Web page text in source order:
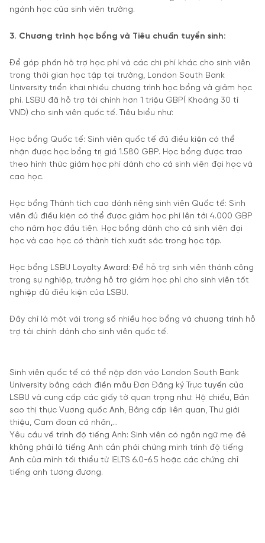
ngành học của sinh viên trường.
3. Chương trình học bổng và Tiêu chuẩn tuyển sinh:
Để góp phần hỗ trợ học phí và các chi phí khác cho sinh viên
trong thời gian học tập tại trường, London South Bank
University triển khai nhiều chương trình học bổng và giảm học
phí. LSBU đã hỗ trợ tài chính hơn 1 triệu GBP( Khoảng 30 tỉ
VND) cho sinh viên quốc tế. Tiêu biểu như:
Học bổng Quốc tế: Sinh viên quốc tế đủ điều kiện có thể
nhận được học bổng trị giá 1.580 GBP. Học bổng được trao
theo hình thức giảm học phí dành cho cả sinh viên đại học và
cao học.
Học bổng Thành tích cao dành riêng sinh viên Quốc tế: Sinh
viên đủ điều kiện có thể được giảm học phí lên tới 4.000 GBP
cho năm học đầu tiên. Học bổng dành cho cả sinh viên đại
học và cao học có thành tích xuất sắc trong học tập.
Học bổng LSBU Loyalty Award: Để hỗ trợ sinh viên thành công
trong sự nghiệp, trường hỗ trợ giảm học phí cho sinh viên tốt
nghiệp đủ điều kiện của LSBU.
Đây chỉ là một vài trong số nhiều học bổng và chương trình hỗ
trợ tài chính dành cho sinh viên quốc tế.
Sinh viên quốc tế có thể nộp đơn vào London South Bank
University bằng cách điền mẫu Đơn Đăng ký Trực tuyến của
LSBU và cung cấp các giấy tờ quan trọng như: Hộ chiếu, Bản
sao thị thực Vương quốc Anh, Bằng cấp liên quan, Thư giới
thiệu, Cam đoan cá nhân,…
Yêu cầu về trình độ tiếng Anh: Sinh viên có ngôn ngữ mẹ đẻ
không phải là tiếng Anh cần phải chứng minh trình độ tiếng
Anh của mình tối thiểu từ IELTS 6.0-6.5 hoặc các chứng chỉ
tiếng anh tương đương.